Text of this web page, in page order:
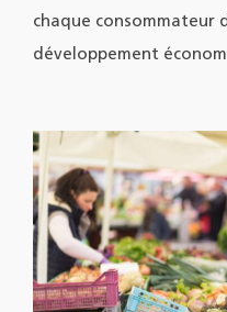
chaque consommateur
développement